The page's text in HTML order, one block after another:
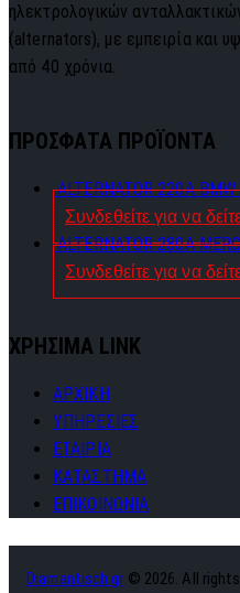
ηλεκτρολογικών
(alternators), με εμπειρία και
από 40 χρόνια.
ΠΡΟΣΦΑΤΑ ΠΡΟΪΟΝΤΑ
ALTERNATOR 220A BMW
Συνδεθείτε για να
ALTERNATOR 280A
Συνδεθείτε για να
ΧΡΗΣΙΜΑ LINK
ΑΡΧΙΚΗ
ΥΠΗΡΕΣΙΕΣ
ΕΤΑΙΡΙΑ
ΚΑΤΑΣΤΗΜΑ
ΕΠΙΚΟΙΝΩΝΙΑ
Diamantisch.gr © 2026. All